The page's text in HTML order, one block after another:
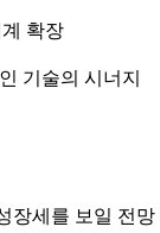
계 확장
기술의 시너지
장세를 보일 전망